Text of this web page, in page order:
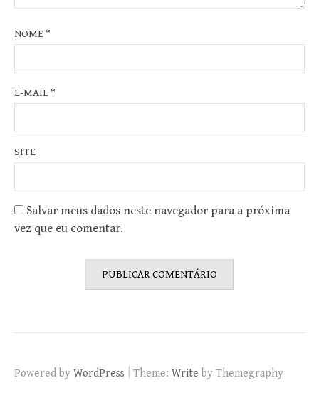
NOME*
E-MAIL*
SITE
Salvar meus dados neste navegador para a próxima
vez que eu comentar.
Powered by WordPress Theme: Write by Themegraphy